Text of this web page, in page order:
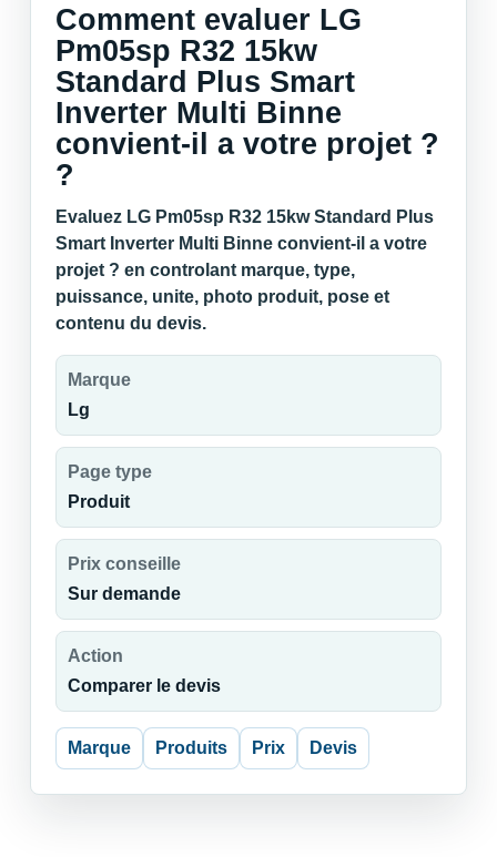
Comment evaluer LG
Pm05sp R32 15kw
Standard Plus Smart
Inverter Multi Binne
convient-il a votre projet ?
?
Evaluez LG Pm05sp R32 15kw Standard Plus
Smart Inverter Multi Binne convient-il a votre
projet ? en controlant marque, type,
puissance, unite, photo produit, pose et
contenu du devis.
Marque
Lg
Page type
Produit
Prix conseille
Sur demande
Action
Comparer le devis
Marque Produits Prix Devis